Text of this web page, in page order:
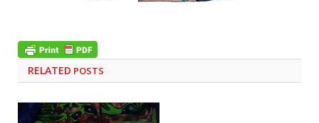
RELATED POSTS